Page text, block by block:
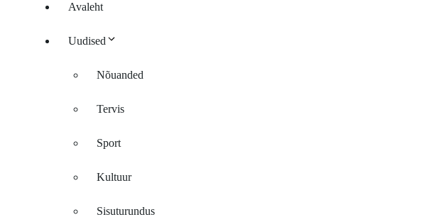
Avaleht
Uudised
Nõuanded
Tervis
Sport
Kultuur
Sisuturundus